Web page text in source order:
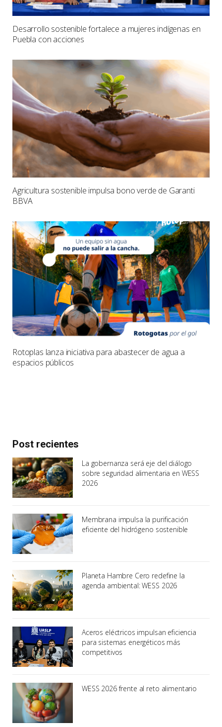
Desarrollo sostenible fortalece a mujeres indígenas en
Puebla con acciones
Agricultura sostenible impulsa bono verde de Garanti
BBVA
Rotoplas lanza iniciativa para abastecer de agua a
espacios públicos
Post recientes
La gobernanza será eje del diálogo
sobre seguridad alimentaria en WESS
2026
Membrana impulsa la purificación
eficiente del hidrógeno sostenible
Planeta Hambre Cero redefine la
agenda ambiental: WESS 2026
Aceros eléctricos impulsan eficiencia
para sistemas energéticos más
competitivos
WESS 2026 frente al reto alimentario